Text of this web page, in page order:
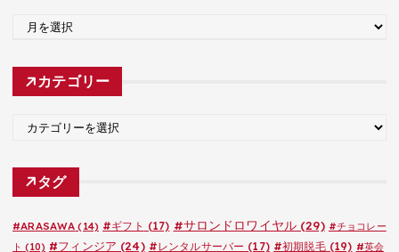
カ
カテゴリー
ゴ
タグ
#ARASAWA (14) #ギフト (17) #サロンドロワイヤル(29) #チョコレー
ト (10) #フィンジア (24) #レンタルサーバー (17) #初期脱毛(19) #英会